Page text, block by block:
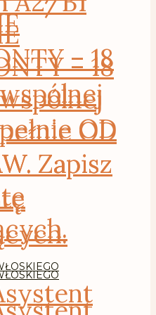
– 18
OD
Zapisz
– 18
OD
Zapisz